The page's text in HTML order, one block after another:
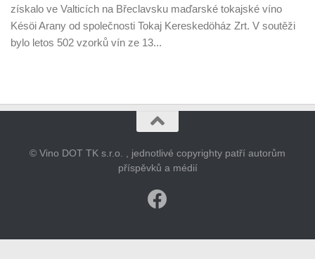
získalo ve Valticích na Břeclavsku maďarské tokajské víno
Késöi Arany od společnosti Tokaj Kereskedöház Zrt. V soutěži
bylo letos 502 vzorků vín ze 13...
© Vino DOT TK s.r.o. , jednotlivé copyrighty patří autorům
příspěvků a médií